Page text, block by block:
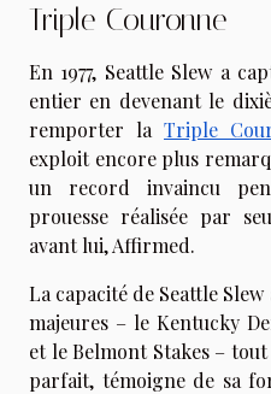
Triple Couronne
En 1977, Seattle Slew a
entier en devenant le
remporter la Triple
exploit encore plus
un record invaincu
prouesse réalisée par
avant lui, Affirmed.
La capacité de Seattle
majeures – le Kentucky
et le Belmont Stakes –
parfait, témoigne de sa